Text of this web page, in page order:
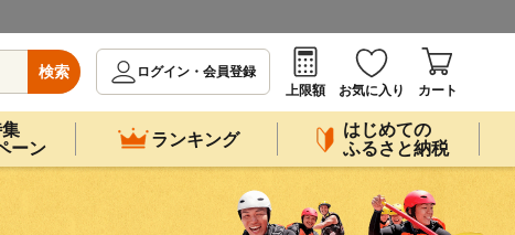
検索
ログイン・会員登録
上限額
お気に入り カート
ーン
ランキング
はじめての
ふるさと納税